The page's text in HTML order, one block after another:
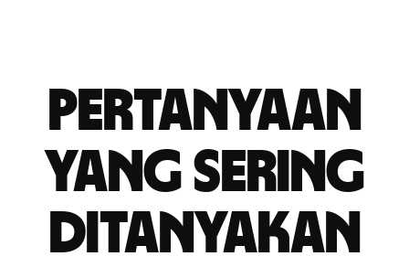
Pertanyaan
yang sering
ditanyakan